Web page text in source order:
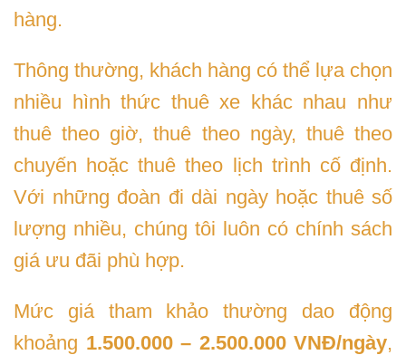
hàng.
Thông thường, khách hàng có thể lựa chọn
nhiều hình thức thuê xe khác nhau như
thuê theo giờ, thuê theo ngày, thuê theo
chuyến hoặc thuê theo lịch trình cố định.
Với những đoàn đi dài ngày hoặc thuê số
lượng nhiều, chúng tôi luôn có chính sách
giá ưu đãi phù hợp.
Mức giá tham khảo thường dao động
khoảng 1.500.000 – 2.500.000 VNĐ/ngày,